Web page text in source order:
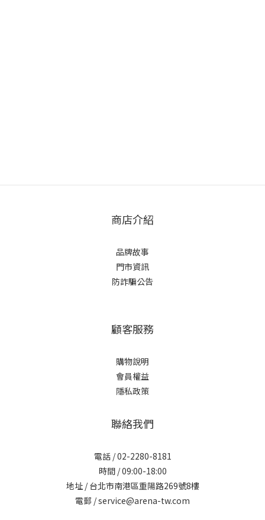
商店介紹
品牌故事
門市資訊
防詐騙公告
顧客服務
購物說明
會員權益
隱私政策
聯絡我們
電話 / 02-2280-8181
時間 / 09:00-18:00
地址 / 台北市南港區重陽路269號8樓
電郵 / service@arena-tw.com